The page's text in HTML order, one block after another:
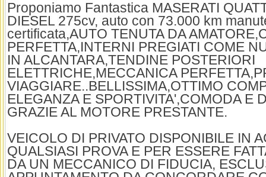
Proponiamo Fantastica MASERATI
DIESEL 275cv, auto con 73.000 km
certificata,AUTO TENUTA DA
PERFETTA,INTERNI PREGIATI COME
IN ALCANTARA,TENDINE POSTERIORI
ELETTRICHE,MECCANICA
VIAGGIARE..BELLISSIMA,OTTIMO
ELEGANZA E SPORTIVITA',COMODA E
GRAZIE AL MOTORE PRESTANTE.
VEICOLO DI PRIVATO DISPONIBILE IN
QUALSIASI PROVA E PER ESSERE
DA UN MECCANICO DI FIDUCIA,